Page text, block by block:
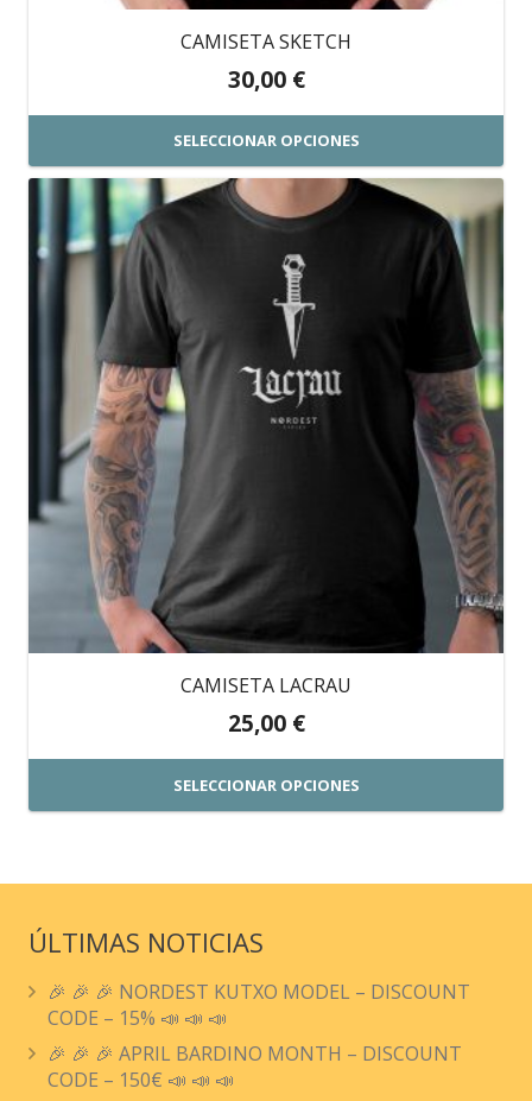
CAMISETA SKETCH
30,00 €
SELECCIONAR OPCIONES
Este
producto
tiene
múltiples
variantes.
Las
opciones
se
página
producto
CAMISETA LACRAU
25,00 €
SELECCIONAR OPCIONES
Las
se
ÚLTIMAS NOTICIAS
🎉 🎉 🎉 NORDEST KUTXO MODEL – DISCOUNT
CODE – 15% 📣 📣 📣
🎉 🎉 🎉 APRIL BARDINO MONTH – DISCOUNT
CODE – 150€ 📣 📣 📣